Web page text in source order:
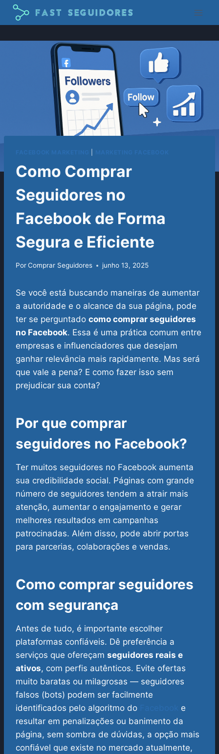
Pular
para
Como Comprar
Seguidores no
Facebook de Forma
Segura e Eficiente
PorComprar Seguidores junho 13, 2025
Se você está buscando maneiras de aumentar
a autoridade e o alcance da sua página, pode
ter se perguntado como comprar seguidores
no Facebook. Essa é uma prática comum entre
empresas e influenciadores que desejam
ganhar relevância mais rapidamente. Mas será
que vale a pena? E como fazer isso sem
prejudicar sua conta?
Por que comprar
seguidores no Facebook?
Ter muitos seguidores no Facebook aumenta
sua credibilidade social. Páginas com grande
número de seguidores tendem a atrair mais
atenção, aumentar o engajamento e gerar
melhores resultados em campanhas
patrocinadas. Além disso, pode abrir portas
para parcerias, colaborações e vendas.
Como comprar seguidores
com segurança
Antes de tudo, é importante escolher
plataformas confiáveis. Dê preferência a
serviços que ofereçam seguidores reais e
ativos, com perfis autênticos. Evite ofertas
muito baratas ou milagrosas — seguidores
falsos (bots) podem ser facilmente
identificados pelo algoritmo do
e
resultar em penalizações ou banimento da
página, sem sombra de dúvidas, a opção mais
confiável que existe no mercado atualmente,